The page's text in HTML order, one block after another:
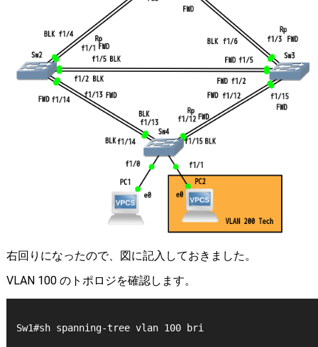
右回りになったので、図に記入しておきました。
VLAN 100 のトポロジを確認します。
Sw1#sh spanning-tree vlan 100 bri